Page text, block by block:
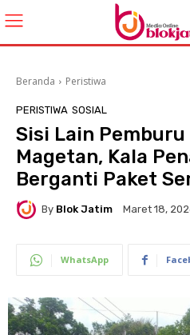
Beranda Peristiwa
PERISTIWA SOSIAL
Sisi Lain
Magetan, Kala
Berganti Paket
By Blok Jatim Maret 18,
WhatsApp